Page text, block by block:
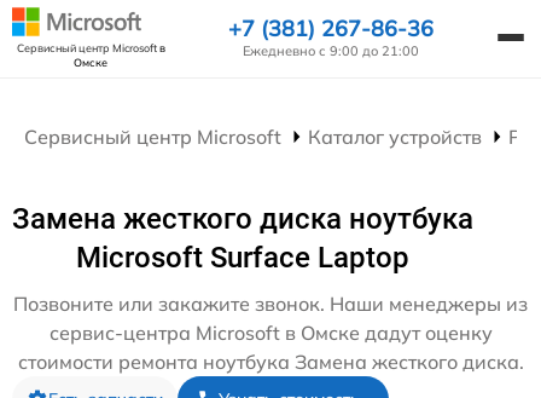
Сервисный центр Microsoftв
Омске
+7 (381) 267-86-36
Ежедневно с 9:00 до 21:00
Сервисный центр Microsoft Каталог устройств
Замена жесткого диска ноутбука
Microsoft Surface Laptop
Позвоните или закажите звонок. Наши менеджеры из
сервис-центра Microsoft в Омске дадут оценку
стоимости ремонта ноутбука Замена жесткого диска.